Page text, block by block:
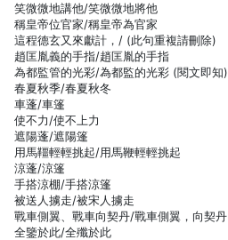
笑微微地講他/笑微微地將他
稱皇帝位官家/稱皇帝為官家
這程德玄又來獻計，/ (此句重複請刪除)
趙匡胤義的手指/趙匡胤的手指
為都監管的光彩/為都監的光彩 (閱文即知)
春夏秋季/春夏秋冬
車蓬/車篷
使不力/使不上力
遮陽蓬/遮陽篷
用馬韁輕輕挑起/用馬鞭輕輕挑起
涼蓬/涼篷
手搭涼棚/手搭涼篷
被送人擄走/被宋人擄走
戰車側翼、戰車向契丹/戰車側翼，向契丹
全鑒於此/全殲於此